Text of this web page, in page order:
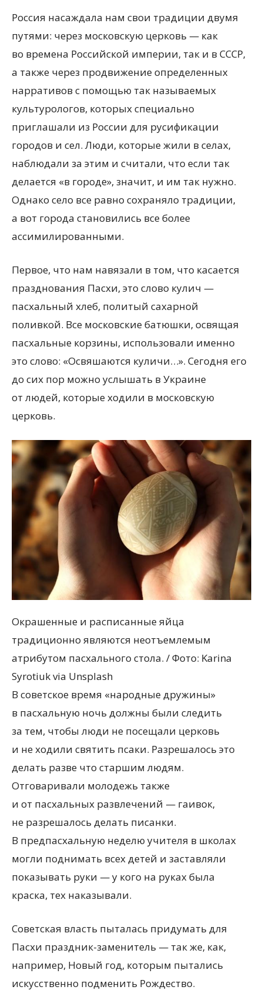
Россия насаждала нам свои традиции двумя
путями: через московскую церковь — как
во времена Российской империи, так и в СССР,
а также через продвижение определенных
нарративов с помощью так называемых
культурологов, которых специально
приглашали из России для русификации
городов и сел. Люди, которые жили в селах,
наблюдали за этим и считали, что если так
делается «в городе», значит, и им так нужно.
Однако село все равно сохраняло традиции,
а вот города становились все более
ассимилированными.
Первое, что нам навязали в том, что касается
празднования Пасхи, это слово кулич —
пасхальный хлеб, политый сахарной
поливкой. Все московские батюшки, освящая
пасхальные корзины, использовали именно
это слово: «Освяшаются куличи…». Сегодня его
до сих пор можно услышать в Украине
от людей, которые ходили в московскую
церковь.
Окрашенные и расписанные яйца
традиционно являются неотъемлемым
атрибутом пасхального стола. / Фото: Karina
Syrotiuk via Unsplash
В советское время «народные дружины»
в пасхальную ночь должны были следить
за тем, чтобы люди не посещали церковь
и не ходили святить псаки. Разрешалось это
делать разве что старшим людям.
Отговаривали молодежь также
и от пасхальных развлечений — гаивок,
не разрешалось делать писанки.
В предпасхальную неделю учителя в школах
могли поднимать всех детей и заставляли
показывать руки — у кого на руках была
краска, тех наказывали.
Советская власть пыталась придумать для
Пасхи праздник-заменитель — так же, как,
например, Новый год, которым пытались
искусственно подменить Рождество.